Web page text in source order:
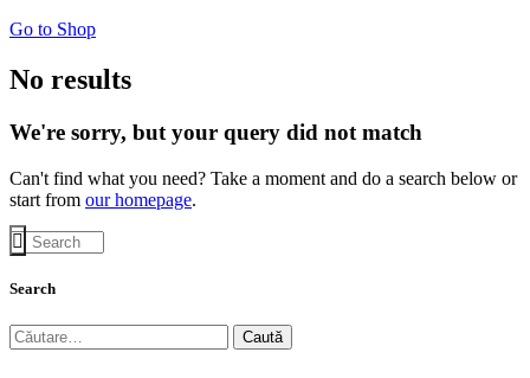
Go to Shop
No results
We're sorry, but your query did not match
Can't find what you need? Take a moment and do a search below or
start from our homepage.
Search
Caută
după: